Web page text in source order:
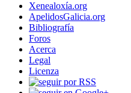
Xenealoxía.org
ApelidosGalicia.org
Bibliografía
Foros
Acerca
Legal
Licenza